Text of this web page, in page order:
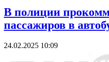
В полиции
пассажиров в
24.02.2025 10:09